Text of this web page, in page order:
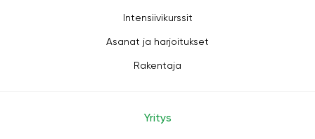
Intensiivikurssit
Asanat ja harjoitukset
Rakentaja
Yritys